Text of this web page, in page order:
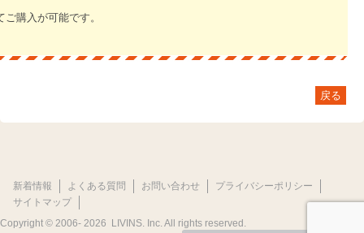
購入が可能です。
戻る
新着情報 よくある質問 お問い合わせ
プライバシーポリシー
サイトマップ
Copyright © 2006- 2026 LIVINS. Inc. All rights reserved.